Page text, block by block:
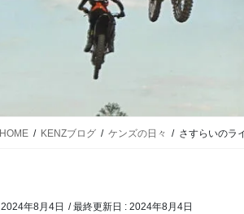
HOME KENZブログ ケンズの日々 さすらいのラ
2024年8月4日 / 最終更新日 : 2024年8月4日